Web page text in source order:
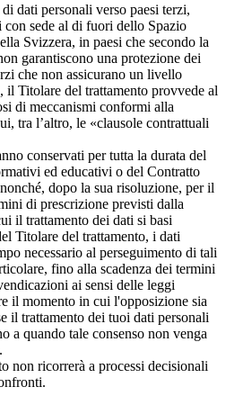
dati personali verso paesi terzi,
con sede al di fuori dello Spazio
Svizzera, in paesi che secondo la
garantiscono una protezione dei
che non assicurano un livello
il Titolare del trattamento provvede al
di meccanismi conformi alla
tra l’altro, le «clausole contrattuali
conservati per tutta la durata del
ed educativi o del Contratto
dopo la sua risoluzione, per il
di prescrizione previsti dalla
il trattamento dei dati si basi
Titolare del trattamento, i dati
necessario al perseguimento di tali
fino alla scadenza dei termini
ai sensi delle leggi
il momento in cui l'opposizione sia
il trattamento dei tuoi dati personali
a quando tale consenso non venga
non ricorrerà a processi decisionali